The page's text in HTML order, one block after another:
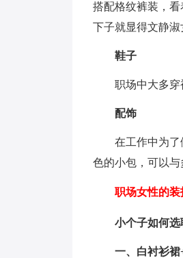
搭配格纹裤装，
下子就显得文静淑
鞋子
职场中大多穿
配饰
在工作中为
色的小包，可以与
职场女性的装
小个子如何选
一、白衬衫裙